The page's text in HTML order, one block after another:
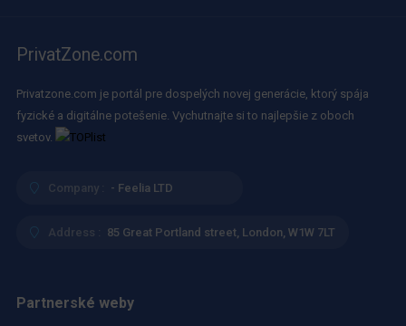
PrivatZone.com
Privatzone.com je portál pre dospelých novej generácie, ktorý spája
fyzické a digitálne potešenie. Vychutnajte si to najlepšie z oboch
svetov.
Company : - Feelia LTD
Address : 85 Great Portland street, London, W1W 7LT
Partnerské weby